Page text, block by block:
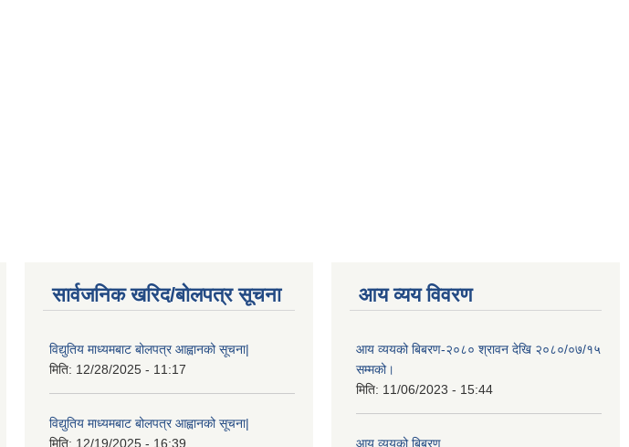
सार्वजनिक खरिद/बोलपत्र सूचना
विद्युतिय माध्यमबाट बोलपत्र आह्वानको सूचना|
मिति: 12/28/2025 - 11:17
विद्युतिय माध्यमबाट बोलपत्र आह्वानको सूचना|
मिति: 12/19/2025 - 16:39
आय व्यय विवरण
आय व्ययको बिबरण-२०८० श्रावन देखि २०८०/०७/१५
सम्मको।
मिति: 11/06/2023 - 15:44
आय व्ययको बिबरण